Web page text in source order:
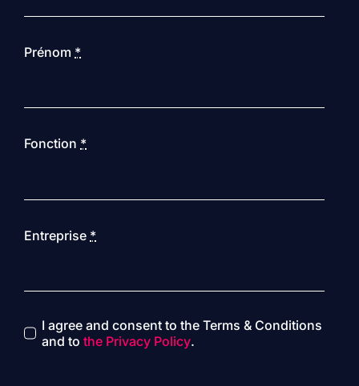
Prénom *
Fonction *
Entreprise *
I agree and consent to the Terms & Conditions
and to the Privacy Policy.